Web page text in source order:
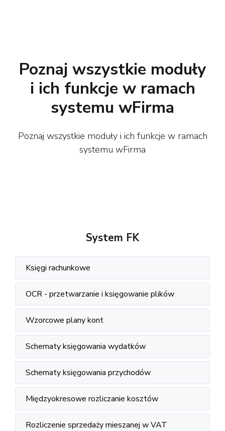
Poznaj wszystkie moduły
i ich funkcje w ramach
systemu wFirma
Poznaj wszystkie moduły i ich funkcje w ramach
systemu wFirma
System FK
Księgi rachunkowe
OCR - przetwarzanie i księgowanie plików
Wzorcowe plany kont
Schematy księgowania wydatków
Schematy księgowania przychodów
Międzyokresowe rozliczanie kosztów
Rozliczenie sprzedaży mieszanej w VAT